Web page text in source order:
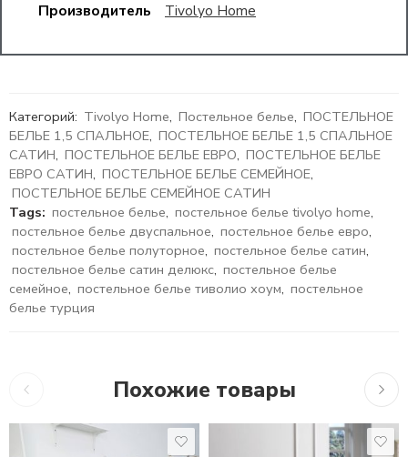
Производитель
Tivolyo Home
Категорий: Tivolyo Home, Постельное белье, ПОСТЕЛЬНОЕ
БЕЛЬЕ 1,5 СПАЛЬНОЕ, ПОСТЕЛЬНОЕ БЕЛЬЕ 1,5 СПАЛЬНОЕ
САТИН, ПОСТЕЛЬНОЕ БЕЛЬЕ ЕВРО, ПОСТЕЛЬНОЕ БЕЛЬЕ
ЕВРО САТИН, ПОСТЕЛЬНОЕ БЕЛЬЕ СЕМЕЙНОЕ,
ПОСТЕЛЬНОЕ БЕЛЬЕ СЕМЕЙНОЕ САТИН
Tags: постельное белье, постельное белье tivolyo home,
постельное белье двуспальное, постельное белье евро,
постельное белье полуторное, постельное белье сатин,
постельное белье сатин делюкс, постельное белье
семейное, постельное белье тиволио хоум, постельное
белье турция
Похожие товары